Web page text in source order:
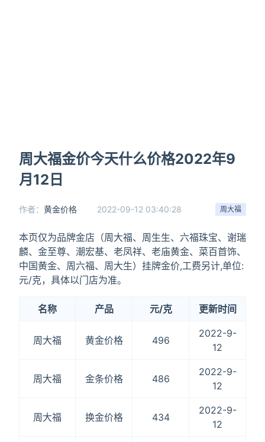
周大福金价今天什么价格2022年9
月12日
周大福
作者： 黄金价格 2022-09-12 03:40:28
本页仅为品牌金店（周大福、周生生、六福珠宝、谢瑞
麟、金至尊、潮宏基、老凤祥、老庙黄金、菜百首饰、
中国黄金、周六福、周大生）挂牌金价,工费另计,单位:
元/克，具体以门店为准。
名称 产品 元/克 更新时间
周大福 黄金价格 496
2022-9-
12
周大福 金条价格 486
2022-9-
12
周大福 换金价格 434
2022-9-
12